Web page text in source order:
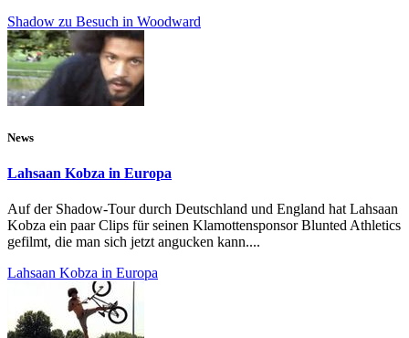
Shadow zu Besuch in Woodward
News
Lahsaan Kobza in Europa
Auf der Shadow-Tour durch Deutschland und England hat Lahsaan
Kobza ein paar Clips für seinen Klamottensponsor Blunted Athletics
gefilmt, die man sich jetzt angucken kann....
Lahsaan Kobza in Europa